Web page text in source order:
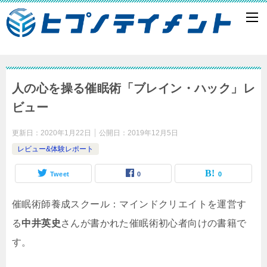
人の心を操る催眠術「ブレイン・ハック」レ
ビュー
更新日： 2020年1月22日 公開日： 2019年12月5日
レビュー&体験レポート
Tweet 0 0
催眠術師養成スクール：マインドクリエイトを運営す
る中井英史 さんが書かれた催眠術初心者向けの書籍で
す。